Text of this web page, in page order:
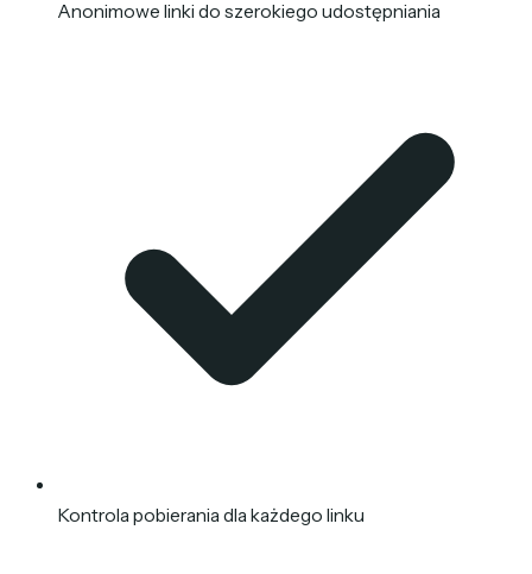
Anonimowe linki do szerokiego udostępniania
Kontrola pobierania dla każdego linku